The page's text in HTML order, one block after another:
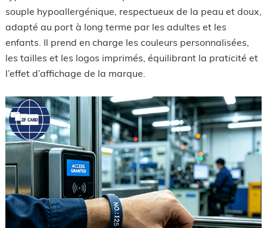
souple hypoallergénique, respectueux de la peau et doux,
adapté au port à long terme par les adultes et les
enfants. Il prend en charge les couleurs personnalisées,
les tailles et les logos imprimés, équilibrant la praticité et
l’effet d’affichage de la marque.